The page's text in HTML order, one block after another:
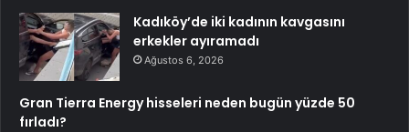
Kadıköy’de iki kadının kavgasını
erkekler ayıramadı
Ağustos 6, 2026
Gran Tierra Energy hisseleri neden bugün yüzde 50
fırladı?